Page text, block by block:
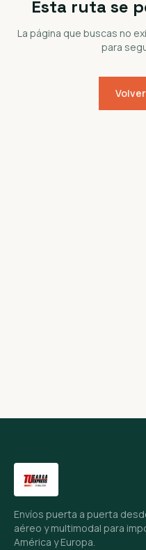
Esta ruta se
La página que buscas no
para
Envíos puerta a puerta
aéreo y multimodal para
América y Europa.